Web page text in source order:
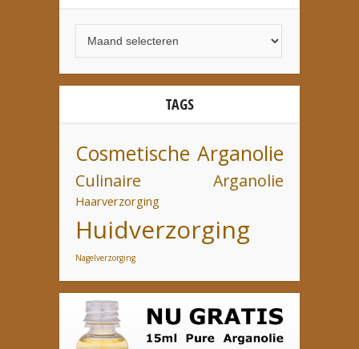
TAGS
Cosmetische Arganolie
Culinaire Arganolie
Haarverzorging
Huidverzorging
Nagelverzorging